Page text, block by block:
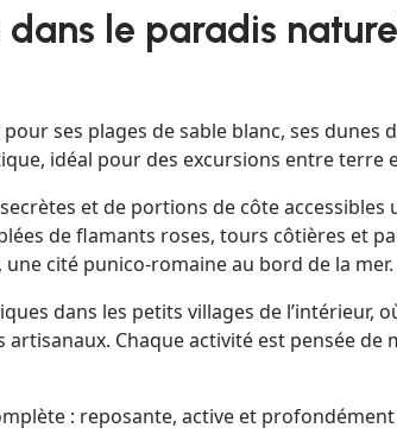
le paradis
ses plages de sable blanc, ses dunes
idéal pour des excursions entre terre
et de portions de côte
de flamants roses, tours côtières et
cité punico-romaine au bord de la mer.
dans les petits villages de l’intérieur,
Chaque activité est pensée
: reposante, active et